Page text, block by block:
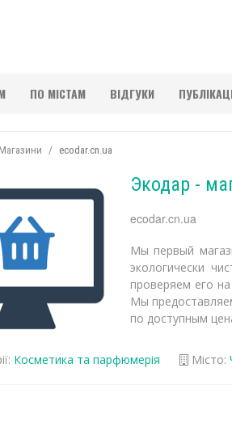
ПО МІСТАМ ВІДГУКИ
Магазини ecodar.cn.ua
Экодар -
ecodar.cn.ua
Мы первый
экологически
проверяем его
Мы
по доступным
Косметика та парфюмерія Місто: